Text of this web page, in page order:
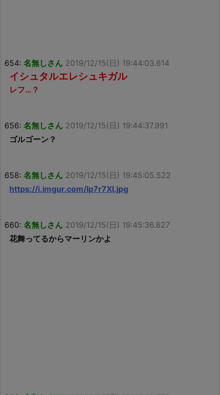
654: 名無しさん 2019/12/15(日) 19:44:03.614
イシュタルエレシュキガル
レフ…？
656: 名無しさん 2019/12/15(日) 19:44:37.991
ゴルゴーン？
658: 名無しさん 2019/12/15(日) 19:45:05.522
https://i.imgur.com/lp7r7XI.jpg
660: 名無しさん 2019/12/15(日) 19:45:36.827
花舞ってるからマーリンかよ